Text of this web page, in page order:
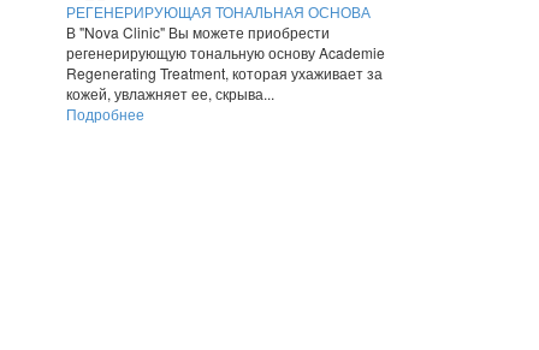
РЕГЕНЕРИРУЮЩАЯ ТОНАЛЬНАЯ ОСНОВА
В "Nova Clinic" Вы можете приобрести
регенерирующую тональную основу Academie
Regenerating Treatment, которая ухаживает за
кожей, увлажняет ее, скрыва...
Подробнее